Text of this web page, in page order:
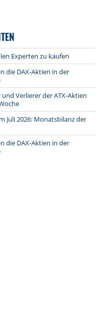
Experten zu kaufen
die DAX-Aktien in der
und Verlierer der ATX-Aktien
Juli 2026: Monatsbilanz der
die DAX-Aktien in der